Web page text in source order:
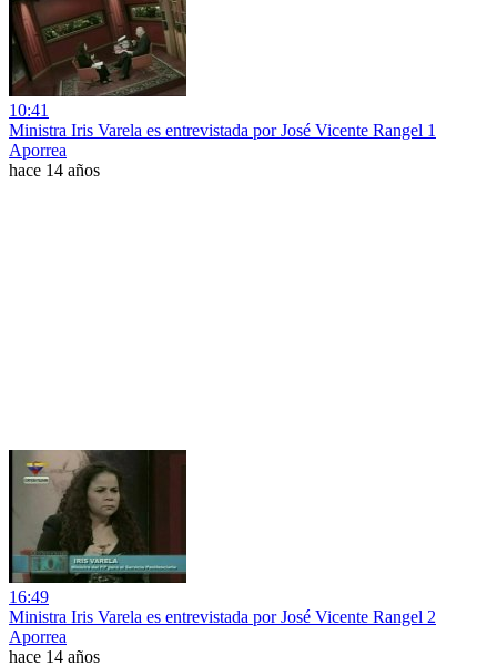
10:41
Ministra Iris Varela es entrevistada por José Vicente Rangel 1
Aporrea
hace 14 años
16:49
Ministra Iris Varela es entrevistada por José Vicente Rangel 2
Aporrea
hace 14 años